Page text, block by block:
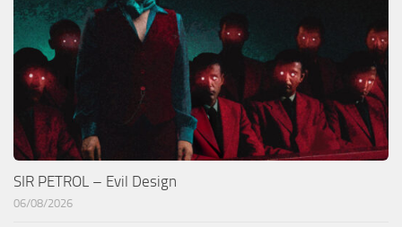
SIR PETROL – Evil Design
06/08/2026